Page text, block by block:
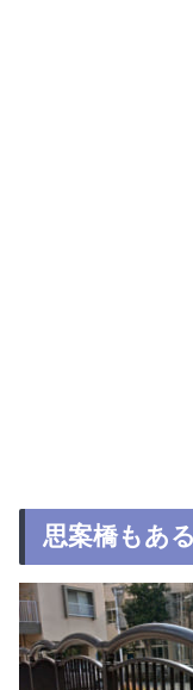
思案橋もあ